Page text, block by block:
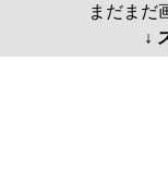
まだまだ
↓